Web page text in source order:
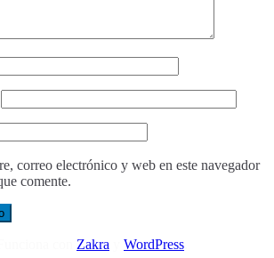
correo electrónico y web en este navegador
comente.
Zakra WordPress